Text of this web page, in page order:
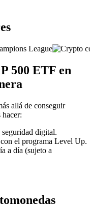
500 ETF en
allá de conseguir
hacer:
digital.
el programa Level Up.
a día (sujeto a